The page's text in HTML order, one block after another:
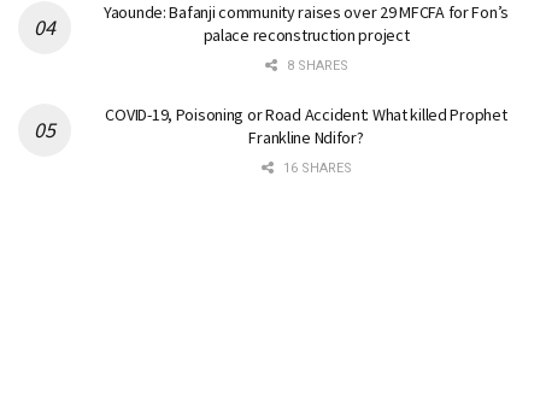
Yaounde: Bafanji community raises over 29 MFCFA for Fon’s
palace reconstruction project
8 SHARES
COVID-19, Poisoning or Road Accident: What killed Prophet
Frankline Ndifor?
16 SHARES